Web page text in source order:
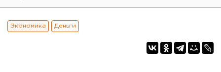
Экономика Деньги